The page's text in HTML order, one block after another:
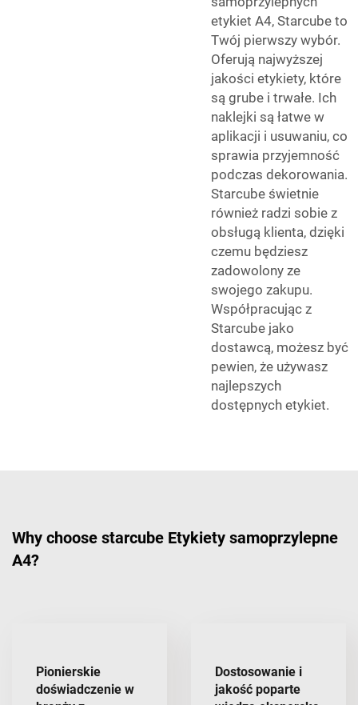
etykiet A4, Starcube to
Twój pierwszy wybór.
Oferują najwyższej
jakości etykiety, które
są grube i trwałe. Ich
naklejki są łatwe w
aplikacji i usuwaniu, co
sprawia przyjemność
podczas dekorowania.
Starcube świetnie
również radzi sobie z
obsługą klienta, dzięki
czemu będziesz
zadowolony ze
swojego zakupu.
Współpracując z
Starcube jako
dostawcą, możesz być
pewien, że używasz
najlepszych
dostępnych etykiet.
Why choose starcube Etykiety samoprzylepne
A4?
Pionierskie
doświadczenie w
Dostosowanie i
jakość poparte